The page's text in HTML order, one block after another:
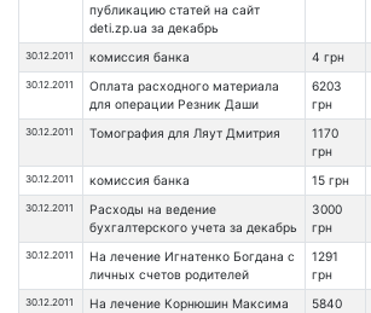
публикацию статей на сайт
deti.zp.ua за декабрь
30.12.2011 комиссия банка 4 грн
30.12.2011
Оплата расходного материала
для операции Резник Даши
6203
грн
30.12.2011 Томография для Ляут Дмитрия
1170
грн
30.12.2011 комиссия банка 15 грн
30.12.2011
Расходы на ведение
бухгалтерского учета за декабрь
3000
грн
30.12.2011
На лечение Игнатенко Богдана с
личных счетов родителей
1291
грн
30.12.2011
На лечение Корнюшин Максима
5840